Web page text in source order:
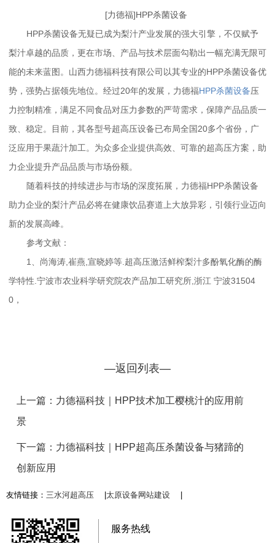
[力德福]HPP杀菌设备
HPP杀菌设备无疑已成为梨汁产业发展的强大引擎，不仅赋予
梨汁卓越的品质，更在市场、产品与技术层面勾勒出一幅充满无限可
能的未来蓝图。山西力德福科技有限公司以其专业的HPP杀菌设备优
势，强势占据领先地位。经过20年的发展，力德福HPP杀菌设备压
力控制精准，满足不同食品对压力参数的严苛需求，保障产品品质一
致、稳定。目前，其各型号超高压设备已布局全国20多个省份，广
泛应用于果蔬汁加工。为众多企业提供高效、可靠的超高压方案，助
力企业提升产品品质与市场份额。
随着科技的持续进步与市场的深度拓展，力德福HPP杀菌设备
助力企业的梨汁产品必将在健康饮品赛道上大放异彩，引领行业迈向
新的发展高峰。
参考文献：
1、尚海涛,崔燕,宣晓婷等.超高压激活鲜榨梨汁多酚氧化酶的酶
学特性.宁波市农业科学研究院农产品加工研究所,浙江 宁波31504
0，
—返回列表—
上一篇：力德福科技｜HPP技术加工樱桃汁的应用前
景
下一篇：力德福科技｜HPP超高压杀菌设备与猪蹄的
创新应用
友情链接： 三水河超高压 太原设备网站建设
服务热线